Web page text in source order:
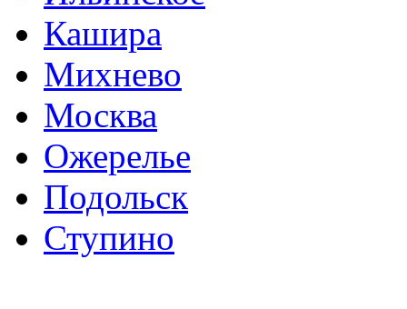
Кашира
Михнево
Москва
Ожерелье
Подольск
Ступино